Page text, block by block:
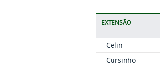
EXTENSÃO
Celin
Cursinho